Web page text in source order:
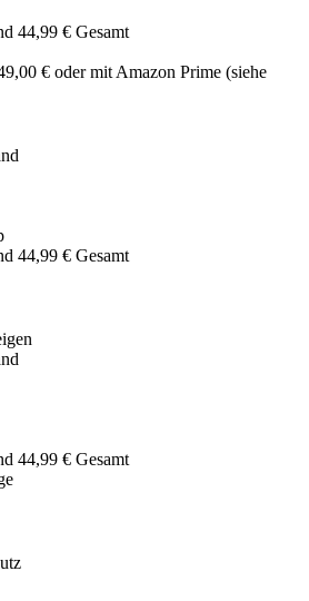
44,99 € Gesamt
€ oder mit Amazon Prime (siehe
44,99 € Gesamt
44,99 € Gesamt